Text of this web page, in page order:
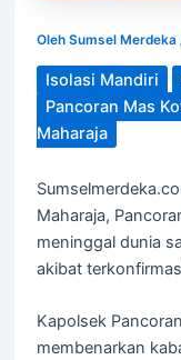
Oleh Sumsel Merdeka
Isolasi Mandiri
Pancoran Mas
Maharaja
Maharaja,
meninggal dunia
akibat
Kapolsek
membenarkan